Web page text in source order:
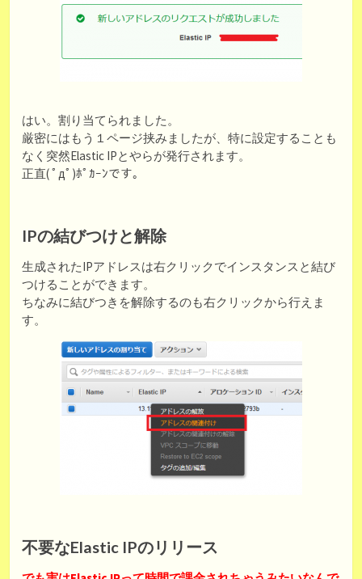
はい。割り当てられました。
厳密にはもう１ページ挟みましたが、特に設定することも
なく突然Elastic IPとやらが発行されます。
正直( ﾟдﾟ)ﾎﾟｶｰﾝです。
IPの結びつけと解除
生成されたIPアドレスは右クリックでインスタンスと結び
つけることができます。
ちなみに結びつきを解除するのも右クリックから行えま
す。
不要なElastic IPのリリース